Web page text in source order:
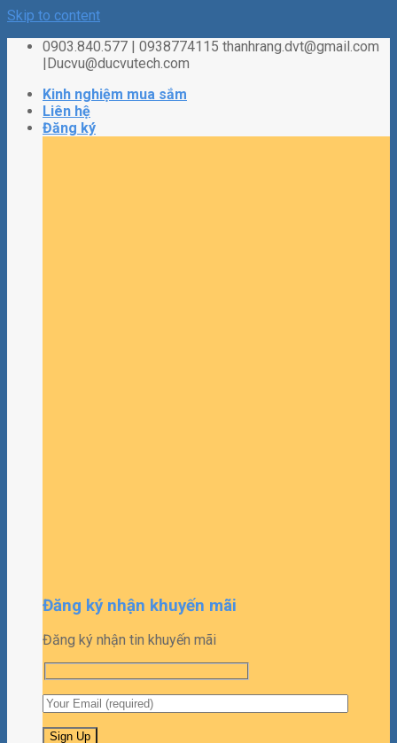
Skip to content
0903.840.577 | 0938774115 thanhrang.dvt@gmail.com
|Ducvu@ducvutech.com
Kinh nghiệm mua sắm
Liên hệ
Đăng ký
Đăng ký nhận khuyến mãi
Đăng ký nhận tin khuyến mãi